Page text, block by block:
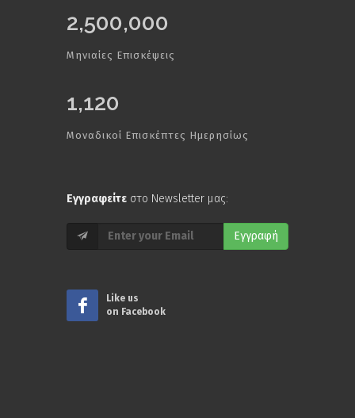
2,500,000
Μηνιαίες Επισκέψεις
1,120
Μοναδικοί Επισκέπτες Ημερησίως
Εγγραφείτε στο Newsletter μας:
Εγγραφή
Like us
on Facebook